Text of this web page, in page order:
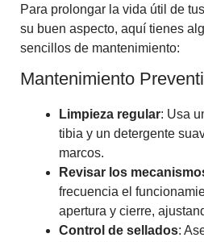
Para prolongar la vida útil de
su buen aspecto, aquí tienes
sencillos de mantenimiento:
Mantenimiento
Limpieza regular: Usa
tibia y un detergente
marcos.
Revisar los
frecuencia el
apertura y cierre,
Control de sellados: